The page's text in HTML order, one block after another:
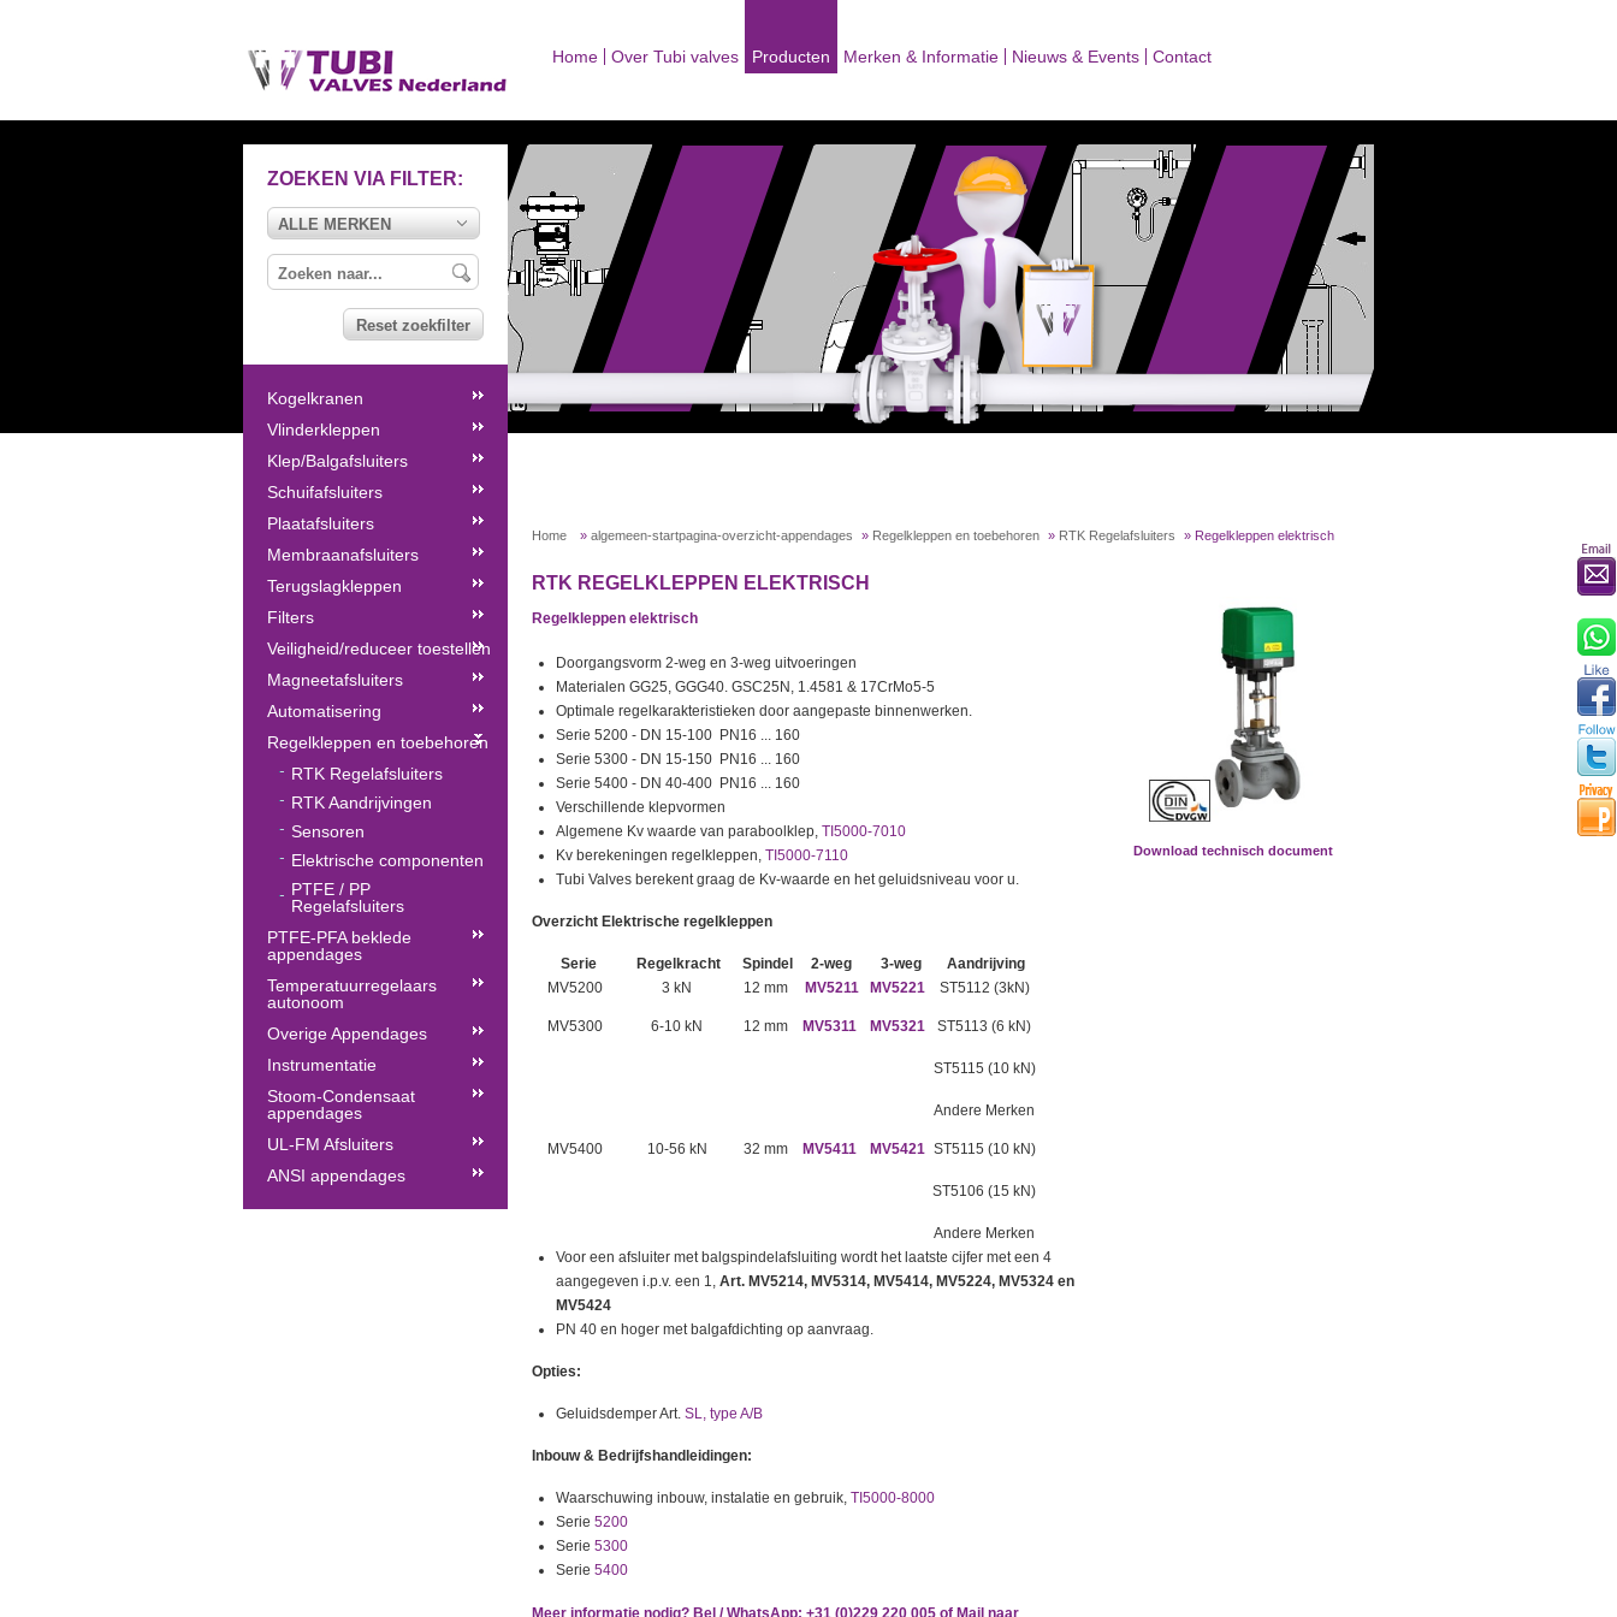
Home Over Tubi valves Producten Merken & Informatie Nieuws & Events Contact
Home » algemeen-startpagina-overzicht-appendages » Regelkleppen en toebehoren » RTK Regelafsluiters » Regelkleppen elektrisch
RTK REGELKLEPPEN ELEKTRISCH
Regelkleppen elektrisch
Doorgangsvorm 2-weg en 3-weg uitvoeringen
Materialen GG25, GGG40. GSC25N, 1.4581 & 17CrMo5-5
Optimale regelkarakteristieken door aangepaste binnenwerken.
Serie 5200 - DN 15-100 PN16 ... 160
Serie 5300 - DN 15-150 PN16 ... 160
Serie 5400 - DN 40-400 PN16 ... 160
Verschillende klepvormen
Algemene Kv waarde van paraboolklep, TI5000-7010
Kv berekeningen regelkleppen, TI5000-7110
Tubi Valves berekent graag de Kv-waarde en het geluidsniveau voor u.
Overzicht Elektrische regelkleppen
Serie Regelkracht Spindel 2-weg 3-weg
Aandrijving
MV5200
3 kN 12 mm MV5211 MV5221 ST5112 (3kN)
MV5300 6-10 kN 12 mm MV5311 MV5321 ST5113 (6 kN)
ST5115 (10 kN)
Andere Merken
MV5400 10-56 kN 32 mm MV5411 MV5421 ST5115 (10 kN)
ST5106 (15 kN)
Andere Merken
Voor een afsluiter met balgspindelafsluiting wordt het laatste cijfer met een 4
aangegeven i.p.v. een 1, Art. MV5214, MV5314, MV5414, MV5224, MV5324 en
MV5424
PN 40 en hoger met balgafdichting op aanvraag.
Opties:
Geluidsdemper Art. SL, type A/B
Inbouw & Bedrijfshandleidingen:
Waarschuwing inbouw, instalatie en gebruik, TI5000-8000
Serie 5200
Serie 5300
Serie 5400
Meer informatie nodig? Bel / WhatsApp: +31 (0)229 220 005 of Mail naar
Download technisch document
ZOEKEN VIA FILTER:
ALLE MERKEN
Reset zoekfilter
Kogelkranen
Vlinderkleppen
Klep/Balgafsluiters
Schuifafsluiters
Plaatafsluiters
Membraanafsluiters
Terugslagkleppen
Filters
Veiligheid/reduceer toestellen
Magneetafsluiters
Automatisering
Regelkleppen en toebehoren
RTK Regelafsluiters
RTK Aandrijvingen
Sensoren
Elektrische componenten
PTFE / PP
Regelafsluiters
PTFE-PFA beklede
appendages
Temperatuurregelaars
autonoom
Overige Appendages
Instrumentatie
Stoom-Condensaat
appendages
UL-FM Afsluiters
ANSI appendages